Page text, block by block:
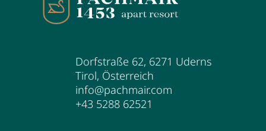
Dorfstraße 62, 6271 Uderns
Tirol, Österreich
info@pachmair.com
+43 5288 62521